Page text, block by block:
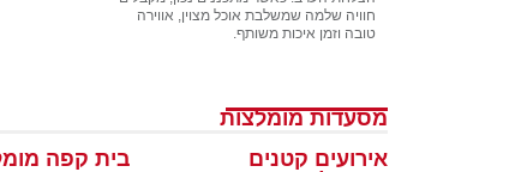
חוויה שלמה שמשלבת אוכל מצוין, אווירה
טובה וזמן איכות משותף.
מסעדות מומלצות
אירועים קטנים
בית קפה